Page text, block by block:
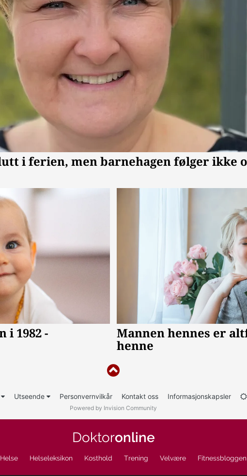
Utseende Personvernvilkår Kontakt oss Informasjonskapsler
Powered by Invision Community
Doktoronline
Helse Helseleksikon Kosthold Trening Velvære Fitnessbloggen